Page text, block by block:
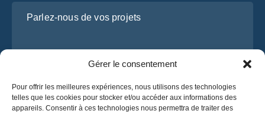
Gérer le consentement
Pour offrir les meilleures expériences, nous utilisons des technologies
telles que les cookies pour stocker et/ou accéder aux informations des
appareils. Consentir à ces technologies nous permettra de traiter des